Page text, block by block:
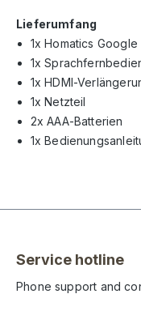
Lieferumfang
1x Homatics
1x
1x HDMI-
1x Netzteil
2x AAA-Batterien
1x
Service hotline
Phone support and